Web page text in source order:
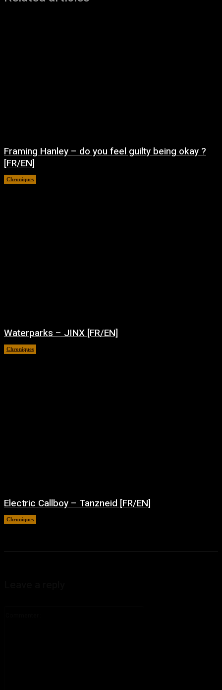
Framing Hanley – do you feel guilty being okay ?
[FR/EN]
Chroniques
Waterparks – JINX [FR/EN]
Chroniques
Electric Callboy – Tanzneid [FR/EN]
Chroniques